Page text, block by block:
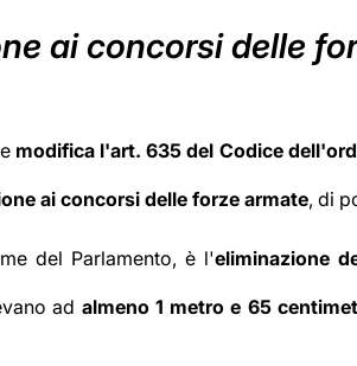
ai concorsi delle
modifica l'art. 635 del Codice
ai concorsi delle forze armate, di
del Parlamento, è l'eliminazione
ad almeno 1 metro e 65